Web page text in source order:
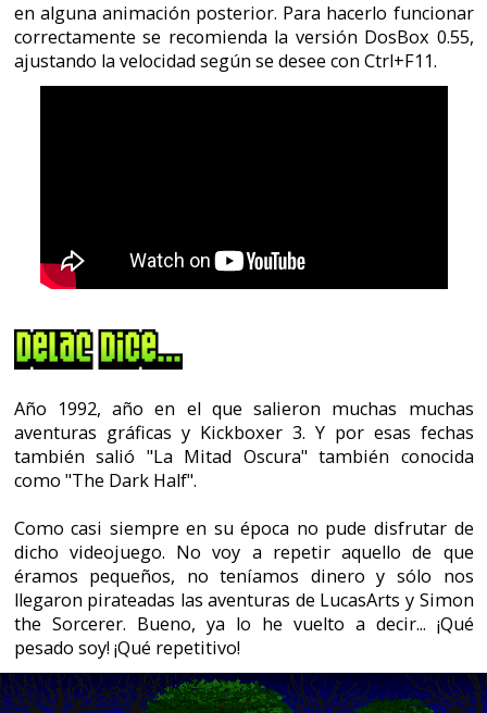
éramos pequeños, no teníamos dinero y sólo nos
llegaron pirateadas las aventuras de LucasArts y Simon
the Sorcerer. Bueno, ya lo he vuelto a decir... ¡Qué
Pero, siempre hay un pero, hubo algo que me llamó la
atención al conocer esta aventura: ¡Era una aventura
basada en un libro de Stephen King! ¡Y encima también
fue llevado al cine, y dirigido nada más y nada menos
que por George A.Romero! ¡Siii, el creador de los
zombies, el maestro de "La Noche de los Muertos
Vivientes"!